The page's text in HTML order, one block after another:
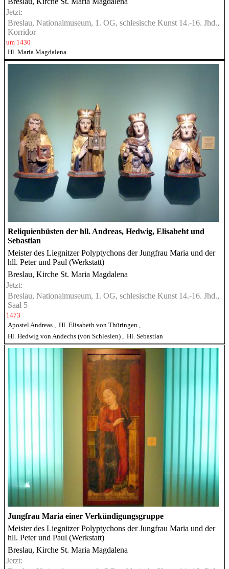
Jetzt:
Breslau, Nationalmuseum, 1. OG, schlesische Kunst 14.-16. Jhd.,
Korridor
um 1430
Hl. Maria Magdalena
Reliquienbüsten der hll. Andreas, Hedwig, Elisabeht und
Sebastian
Meister des Liegnitzer Polyptychons der Jungfrau Maria und der
hll. Peter und Paul (Werkstatt)
Breslau, Kirche St. Maria Magdalena
Jetzt:
Breslau, Nationalmuseum, 1. OG, schlesische Kunst 14.-16. Jhd.,
Saal 5
1473
Apostel Andreas , Hl. Elisabeth von Thüringen ,
Hl. Hedwig von Andechs (von Schlesien) , Hl. Sebastian
Jungfrau Maria einer Verkündigungsgruppe
Meister des Liegnitzer Polyptychons der Jungfrau Maria und der
hll. Peter und Paul (Werkstatt)
Breslau, Kirche St. Maria Magdalena
Jetzt: